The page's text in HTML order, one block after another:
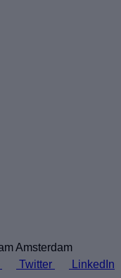
Amsterdam
Twitter LinkedIn